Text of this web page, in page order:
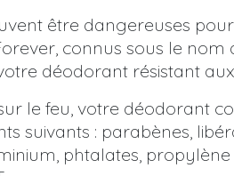
être dangereuses
connus sous le nom
déodorant résistant
le feu, votre déodorant
suivants : parabènes,
phtalates,